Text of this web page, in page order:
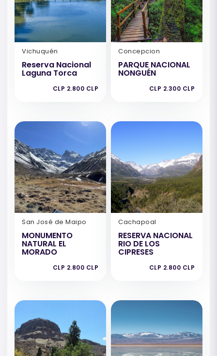
Vichuquén
Reserva Nacional
Laguna Torca
CLP 2.800 CLP
Concepcion
PARQUE NACIONAL
NONGUÉN
CLP 2.300 CLP
San José de Maipo
MONUMENTO
NATURAL EL
MORADO
CLP 2.800 CLP
Cachapoal
RESERVA NACIONAL
RIO DE LOS
CIPRESES
CLP 2.800 CLP